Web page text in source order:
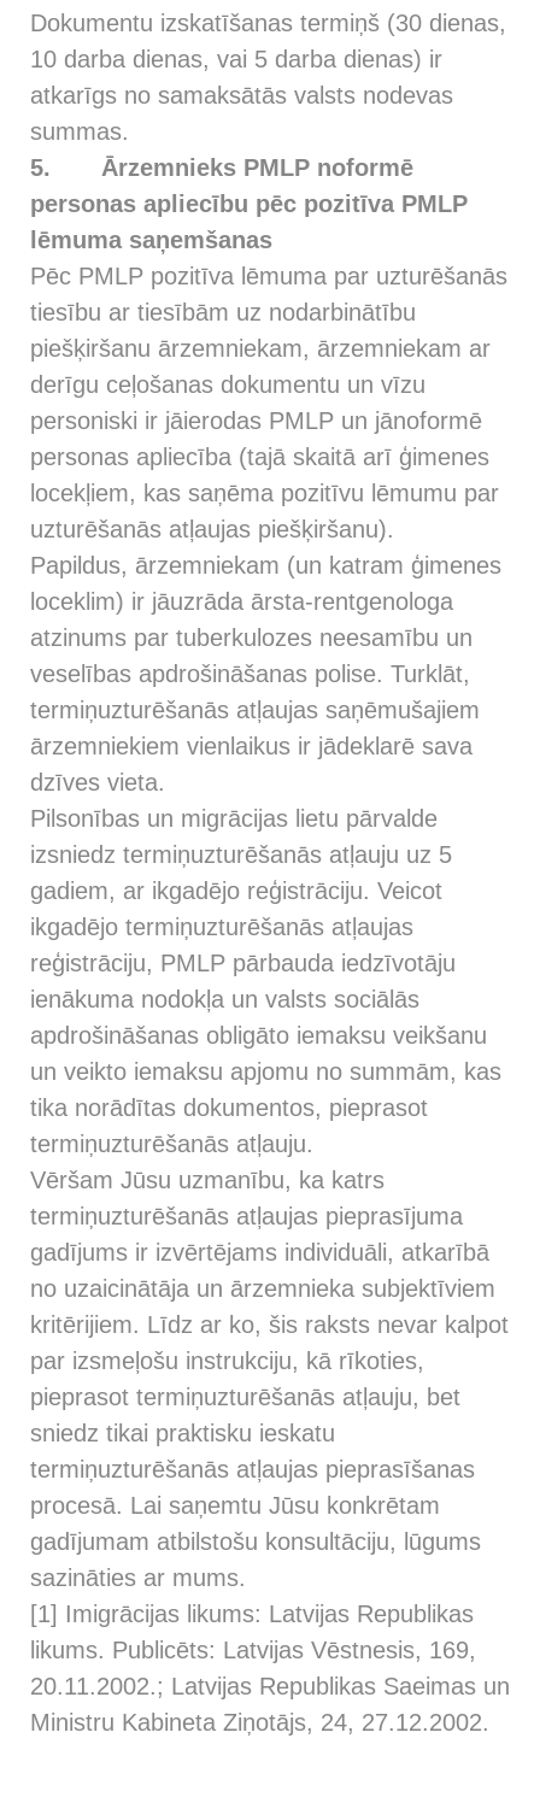
Dokumentu izskatīšanas termiņš (30 dienas,
10 darba dienas, vai 5 darba dienas) ir
atkarīgs no samaksātās valsts nodevas
summas.
5. Ārzemnieks PMLP noformē
personas apliecību pēc pozitīva PMLP
lēmuma saņemšanas
Pēc PMLP pozitīva lēmuma par uzturēšanās
tiesību ar tiesībām uz nodarbinātību
piešķiršanu ārzemniekam, ārzemniekam ar
derīgu ceļošanas dokumentu un vīzu
personiski ir jāierodas PMLP un jānoformē
personas apliecība (tajā skaitā arī ģimenes
locekļiem, kas saņēma pozitīvu lēmumu par
uzturēšanās atļaujas piešķiršanu).
Papildus, ārzemniekam (un katram ģimenes
loceklim) ir jāuzrāda ārsta-rentgenologa
atzinums par tuberkulozes neesamību un
veselības apdrošināšanas polise. Turklāt,
termiņuzturēšanās atļaujas saņēmušajiem
ārzemniekiem vienlaikus ir jādeklarē sava
dzīves vieta.
Pilsonības un migrācijas lietu pārvalde
izsniedz termiņuzturēšanās atļauju uz 5
gadiem, ar ikgadējo reģistrāciju. Veicot
ikgadējo termiņuzturēšanās atļaujas
reģistrāciju, PMLP pārbauda iedzīvotāju
ienākuma nodokļa un valsts sociālās
apdrošināšanas obligāto iemaksu veikšanu
un veikto iemaksu apjomu no summām, kas
tika norādītas dokumentos, pieprasot
termiņuzturēšanās atļauju.
Vēršam Jūsu uzmanību, ka katrs
termiņuzturēšanās atļaujas pieprasījuma
gadījums ir izvērtējams individuāli, atkarībā
no uzaicinātāja un ārzemnieka subjektīviem
kritērijiem. Līdz ar ko, šis raksts nevar kalpot
par izsmeļošu instrukciju, kā rīkoties,
pieprasot termiņuzturēšanās atļauju, bet
sniedz tikai praktisku ieskatu
termiņuzturēšanās atļaujas pieprasīšanas
procesā. Lai saņemtu Jūsu konkrētam
gadījumam atbilstošu konsultāciju, lūgums
sazināties ar mums.
[1] Imigrācijas likums: Latvijas Republikas
likums. Publicēts: Latvijas Vēstnesis, 169,
20.11.2002.; Latvijas Republikas Saeimas un
Ministru Kabineta Ziņotājs, 24, 27.12.2002.